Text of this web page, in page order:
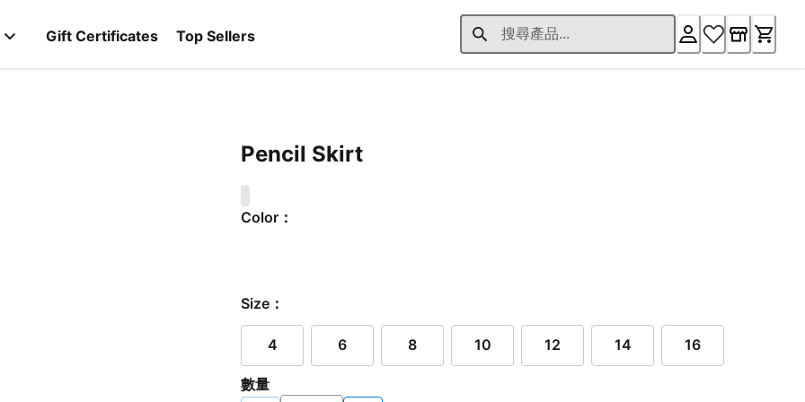
Gift Certificates Top Sellers
Pencil Skirt
Color：
Size：
4 6 8 10 12 14 16
數量